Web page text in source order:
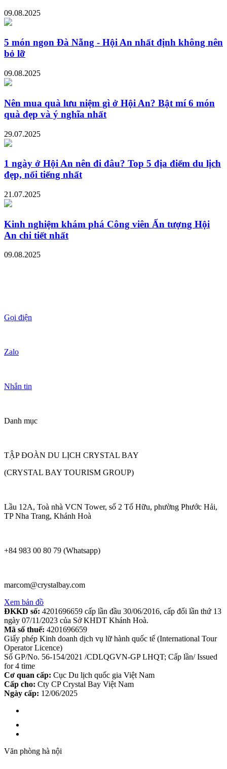
09.08.2025
5 món ngon Đà Nẵng - Hội An nhất định không nên
bỏ lỡ
09.08.2025
Nên mua quà lưu niệm gì ở Hội An? Bật mí 6 món
quà đẹp và ý nghĩa nhất
29.07.2025
1 ngày ở Hội An nên đi đâu? Top 5 địa điểm du lịch
đẹp, nổi tiếng nhất
21.07.2025
Kinh nghiệm khám phá Công viên Ấn tượng Hội
An chi tiết nhất
09.08.2025
Gọi điện
Zalo
Nhắn tin
Danh mục
TẬP ĐOÀN DU LỊCH CRYSTAL BAY
(CRYSTAL BAY TOURISM GROUP)
Lầu 12A, Toà nhà VCN Tower, số 2 Tố Hữu, phường Phước Hải,
TP Nha Trang, Khánh Hoà
+84 983 00 80 79 (Whatsapp)
marcom@crystalbay.com
Xem bản đồ
ĐKKD số: 4201696659 cấp lần đầu 30/06/2016, cấp đổi lần thứ 13
ngày 07/11/2023 của Sở KHDT Khánh Hoà.
Mã số thuế: 4201696659
Giấy phép Kinh doanh dịch vụ lữ hành quốc tế (International Tour
Operator Licence)
Số GP/No. 56-154/2021 /CDLQGVN-GP LHQT; Cấp lần/ Issued
for 4 time
Cơ quan cấp: Cục Du lịch quốc gia Việt Nam
Cấp cho: Cty CP Crystal Bay Việt Nam
Ngày cấp: 12/06/2025
Văn phòng hà nội